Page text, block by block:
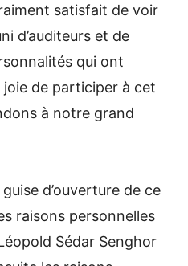
satisfait de voir
d’auditeurs et de
qui ont
de participer à cet
à notre grand
d’ouverture de ce
raisons personnelles
Sédar Senghor